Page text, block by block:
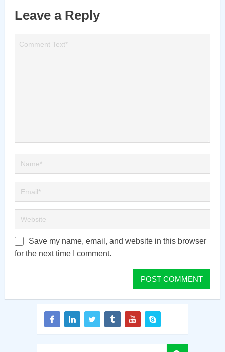
Leave a Reply
Save my name, email, and website in this browser
for the next time I comment.